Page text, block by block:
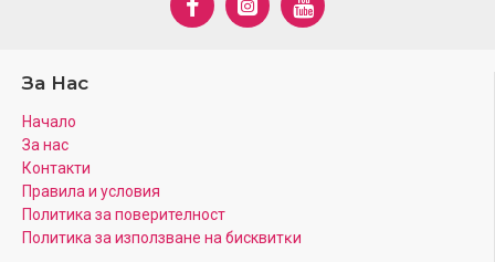
За Нас
Начало
За нас
Контакти
Правила и условия
Политика за поверителност
Πoлитика зa изпoлзвaнe нa бисквитĸи